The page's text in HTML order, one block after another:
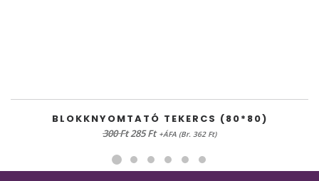
KOSÁRBA TESZEM
BLOKKNYOMTATÓ TEKERCS (80*80)
300Ft Original
was:
285FtCurrent
is:
+ÁFA (Br. 362 Ft)